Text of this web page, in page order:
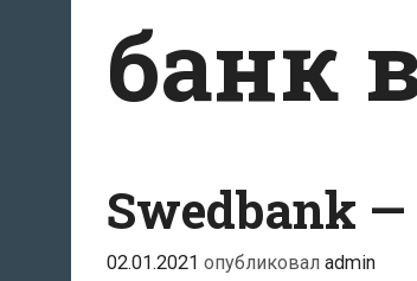
банк
Swedbank
02.01.2021 опубликовал admin